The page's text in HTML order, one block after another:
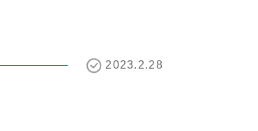
2023.2.28